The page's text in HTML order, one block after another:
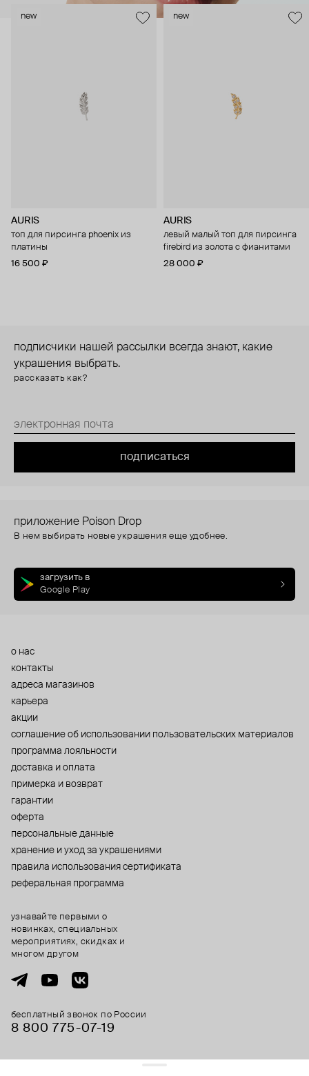
new
AURIS
топ для пирсинга phoenix из
платины
16 500 ₽
new
AURIS
левый малый топ для пирсинга
firebird из золота с фианитами
28 000 ₽
подписчики нашей рассылки всегда знают, какие
украшения выбрать.
рассказать как?
подписаться
приложение Poison Drop
В нем выбирать новые украшения еще удобнее.
загрузить в
Google Play
о нас
контакты
адреса магазинов
карьера
акции
cоглашение об использовании пользовательских материалов
программа лояльности
доставка и оплата
примерка и возврат
гарантии
оферта
персональные данные
хранение и уход за украшениями
правила использования сертификата
реферальная программа
бесплатный звонок по России
8 800 775⁠-07⁠-19
узнавайте первыми о
новинках, специальных
мероприятиях, скидках и
многом другом